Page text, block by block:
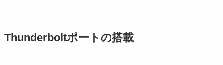
Thunderboltポートの搭載